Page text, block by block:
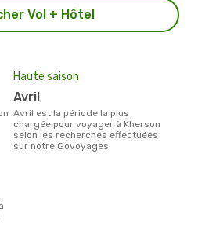
Vol + Hôtel
Haute saison
avril
avril est la période la plus
chargée pour voyager à Kherson
selon les recherches effectuées
sur notre Govoyages.